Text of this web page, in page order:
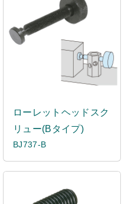
ローレットヘッドスク
リュー(Bタイプ)
BJ737-B